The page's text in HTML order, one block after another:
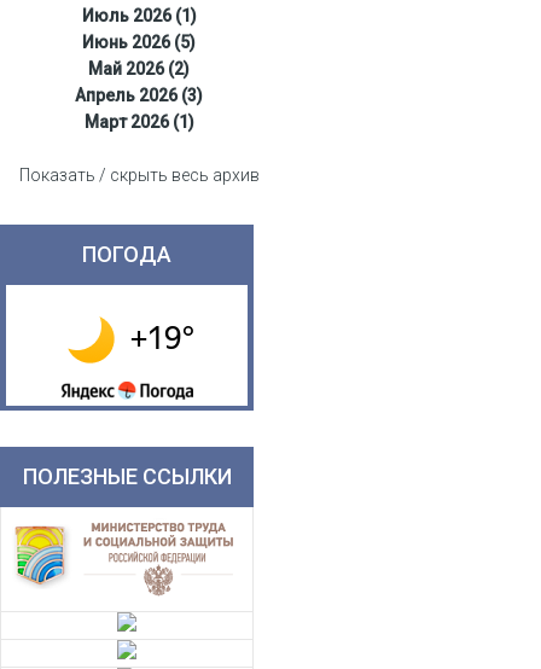
Июль 2026 (1)
Июнь 2026 (5)
Май 2026 (2)
Апрель 2026 (3)
Март 2026 (1)
Показать / скрыть весь архив
ПОГОДА
ПОЛЕЗНЫЕ ССЫЛКИ